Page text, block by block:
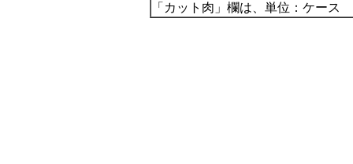
「カット肉」欄は、単位：ケース